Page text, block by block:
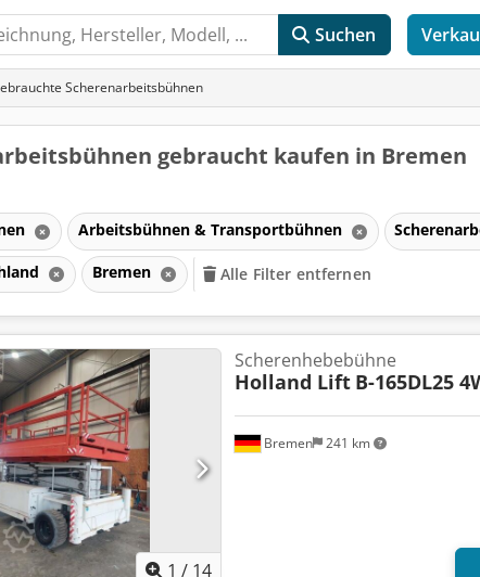
Suchen
Scherenarbeitsbühnen
gebraucht kaufen in Bremen
Arbeitsbühnen & Transportbühnen
Bremen Alle Filter entfernen
1 / 14
Bremen 241 km
Scherenhebebühne
Holland Lift B-165DL25